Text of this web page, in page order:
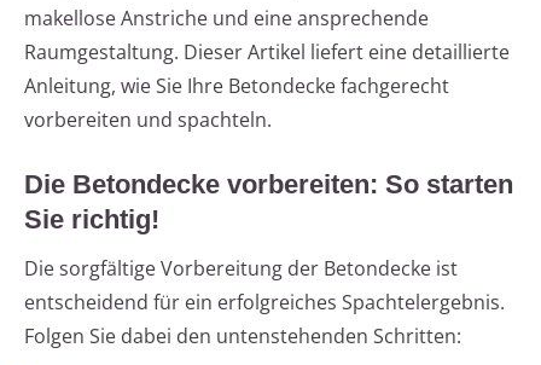
makellose Anstriche und eine ansprechende
Raumgestaltung. Dieser Artikel liefert eine detaillierte
Anleitung, wie Sie Ihre Betondecke fachgerecht
vorbereiten und spachteln.
Die Betondecke vorbereiten: So starten
Sie richtig!
Die sorgfältige Vorbereitung der Betondecke ist
entscheidend für ein erfolgreiches Spachtelergebnis.
Folgen Sie dabei den untenstehenden Schritten: